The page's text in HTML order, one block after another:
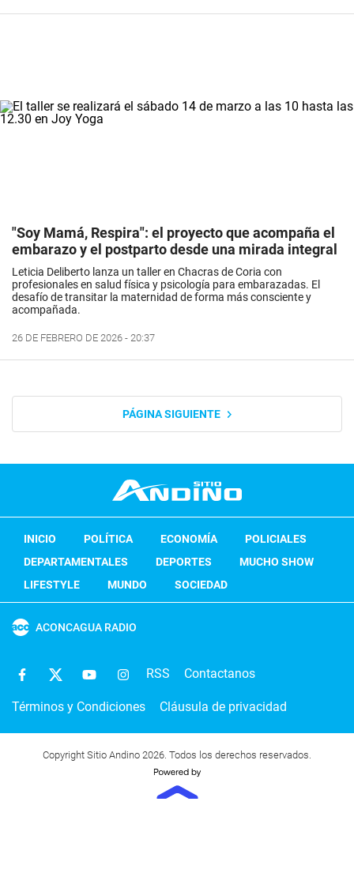
"Soy Mamá, Respira": el proyecto que acompaña el
embarazo y el postparto desde una mirada integral
Leticia Deliberto lanza un taller en Chacras de Coria con
profesionales en salud física y psicología para embarazadas. El
desafío de transitar la maternidad de forma más consciente y
acompañada.
26 DE FEBRERO DE 2026 - 20:37
PÁGINA SIGUIENTE
INICIO POLÍTICA ECONOMÍA
POLICIALES
DEPARTAMENTALES
DEPORTES
MUCHO SHOW
LIFESTYLE
MUNDO SOCIEDAD
ACONCAGUA RADIO
RSS Contactanos
Términos y Condiciones Cláusula de privacidad
Copyright Sitio Andino 2026. Todos los derechos reservados.